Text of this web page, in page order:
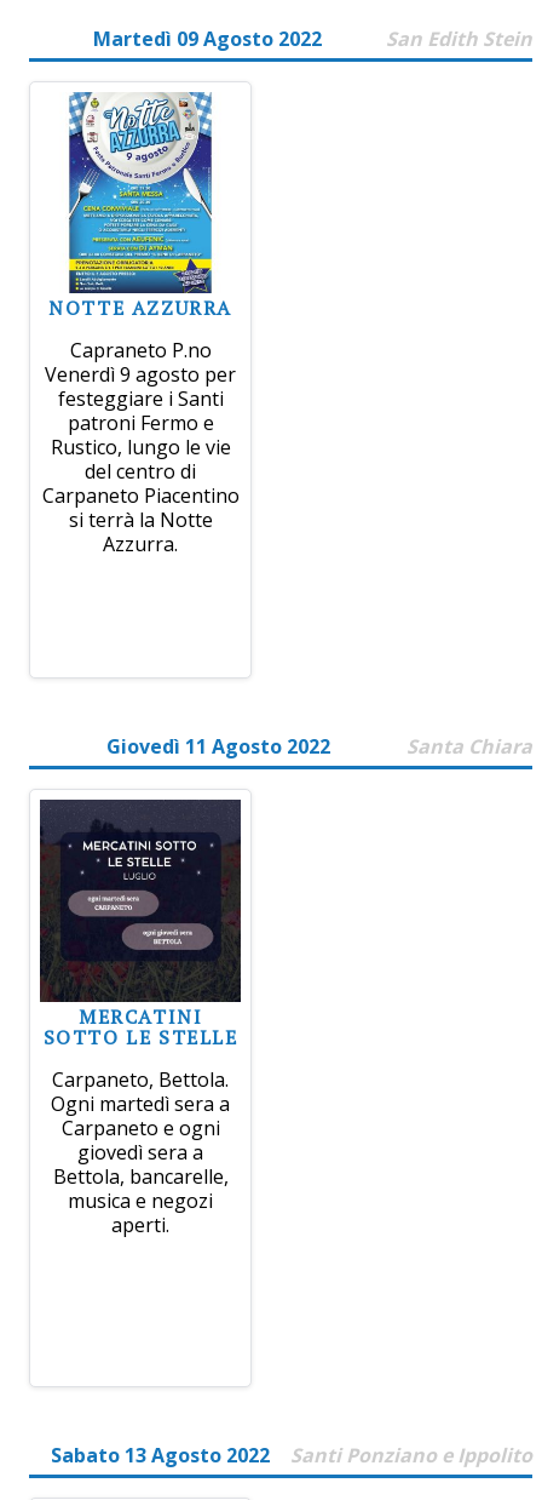
Martedì 09 Agosto 2022 San Edith Stein
NOTTE AZZURRA
Capraneto P.no
Venerdì 9 agosto per
festeggiare i Santi
patroni Fermo e
Rustico, lungo le vie
del centro di
Carpaneto Piacentino
si terrà la Notte
Azzurra.
Giovedì 11 Agosto 2022 Santa Chiara
MERCATINI
SOTTO LE STELLE
Carpaneto, Bettola.
Ogni martedì sera a
Carpaneto e ogni
giovedì sera a
Bettola, bancarelle,
musica e negozi
aperti.
Sabato 13 Agosto 2022 Santi Ponziano e Ippolito